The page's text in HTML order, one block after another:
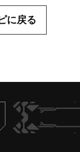
に戻る
ヴァンガードch